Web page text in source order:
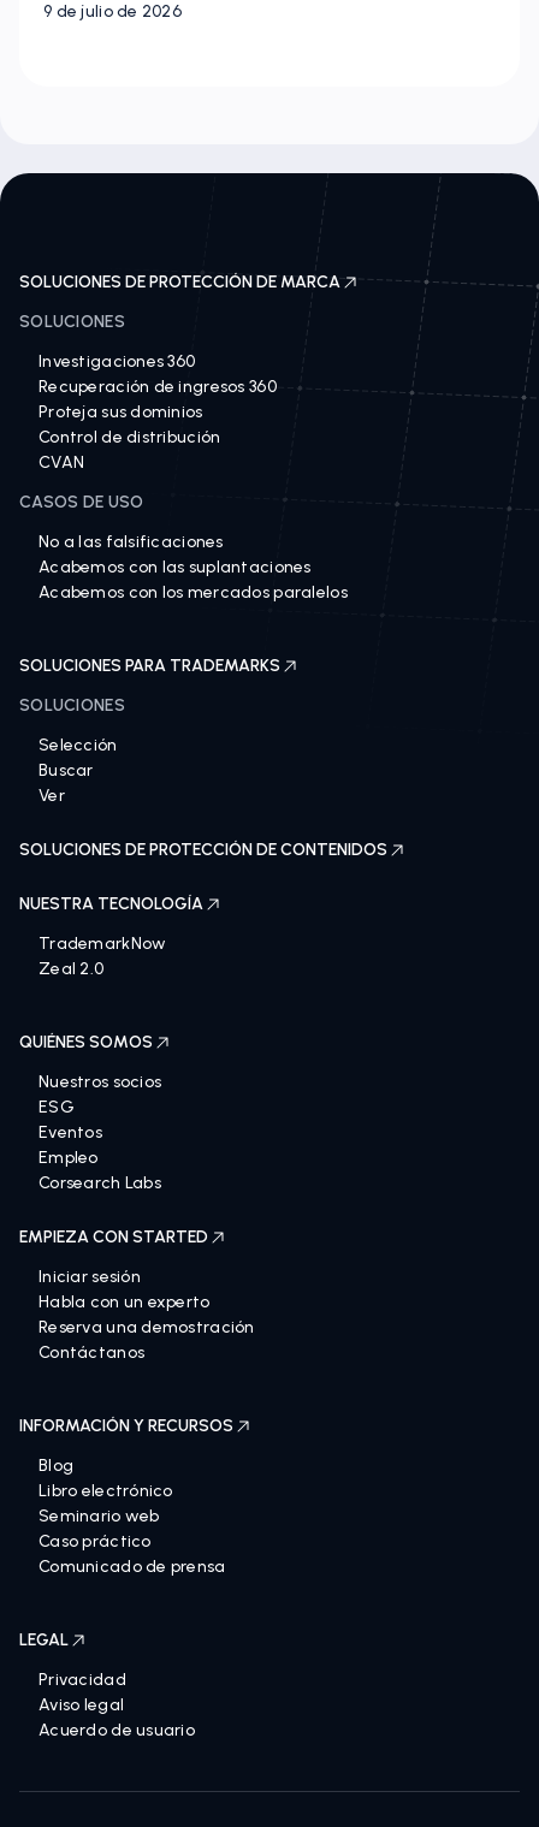
9 de julio de 2026
SOLUCIONES DE PROTECCIÓN DE MARCA
SOLUCIONES
Investigaciones 360
Recuperación de ingresos 360
Proteja sus dominios
Control de distribución
CVAN
CASOS DE USO
No a las falsificaciones
Acabemos con las suplantaciones
Acabemos con los mercados paralelos
SOLUCIONES PARA TRADEMARKS
SOLUCIONES
Selección
Buscar
Ver
SOLUCIONES DE PROTECCIÓN DE CONTENIDOS
NUESTRA TECNOLOGÍA
TrademarkNow
Zeal 2.0
QUIÉNES SOMOS
Nuestros socios
ESG
Eventos
Empleo
Corsearch Labs
EMPIEZA CON STARTED
Iniciar sesión
Habla con un experto
Reserva una demostración
Contáctanos
INFORMACIÓN Y RECURSOS
Blog
Libro electrónico
Seminario web
Caso práctico
Comunicado de prensa
LEGAL
Privacidad
Aviso legal
Acuerdo de usuario